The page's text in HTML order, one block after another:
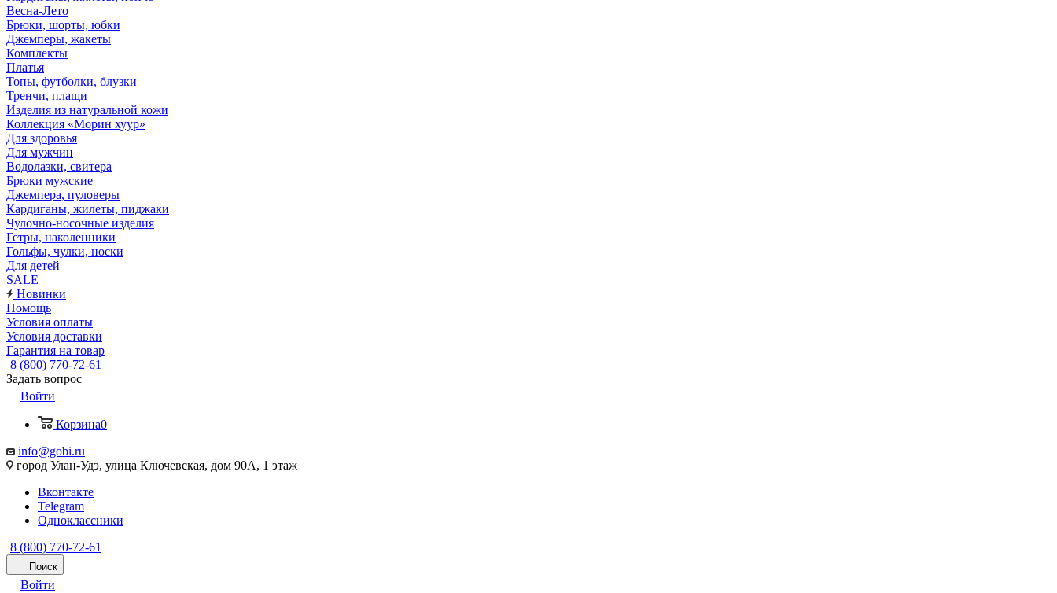
Весна-Лето
Брюки, шорты, юбки
Джемперы, жакеты
Комплекты
Платья
Топы, футболки, блузки
Тренчи, плащи
Изделия из натуральной кожи
Коллекция «Морин хуур»
Для здоровья
Для мужчин
Водолазки, свитера
Брюки мужские
Джемпера, пуловеры
Кардиганы, жилеты, пиджаки
Чулочно-носочные изделия
Гетры, наколенники
Гольфы, чулки, носки
Для детей
SALE
Новинки
Помощь
Условия оплаты
Условия доставки
Гарантия на товар
8 (800) 770-72-61
Задать вопрос
Войти
Корзина0
info@gobi.ru
город Улан-Удэ, улица Ключевская, дом 90А, 1 этаж
Вконтакте
Telegram
Одноклассники
8 (800) 770-72-61
Поиск
Войти